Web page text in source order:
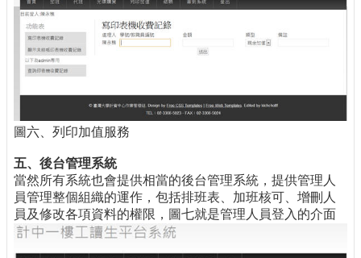
圖六、列印加值服務
五、後台管理系統
當然所有系統也會提供相當的後台管理系統，提供管理人
員管理整個組織的運作，包括排班表、加班核可、增刪人
員及修改各項資料的權限，圖七就是管理人員登入的介面